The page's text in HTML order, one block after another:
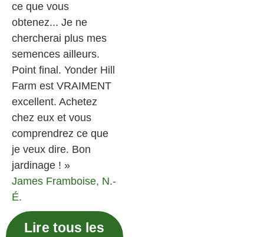
ce que vous
obtenez... Je ne
chercherai plus mes
semences ailleurs.
Point final. Yonder Hill
Farm est VRAIMENT
excellent. Achetez
chez eux et vous
comprendrez ce que
je veux dire. Bon
jardinage ! »
James Framboise, N.-
É.
Lire tous les